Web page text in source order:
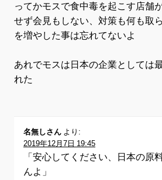
ってかモスで食中毒を起こす店舗
せず会見もしない、対策も何も取
を増やした事は忘れてないよ
あれでモスは日本の企業としては
れた
名無しさん より:
2019年12月7日 19:45
「安心してください、日本の原
んよ」